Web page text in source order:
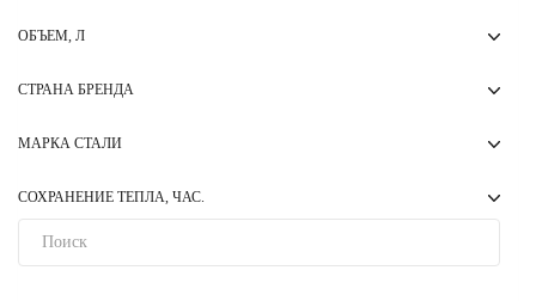
ОБЪЕМ, Л
СТРАНА БРЕНДА
МАРКА СТАЛИ
СОХРАНЕНИЕ ТЕПЛА, ЧАС.